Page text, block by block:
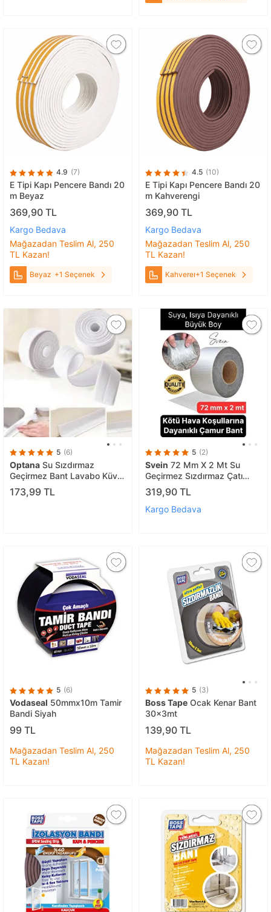
4.9 (7)
E Tipi Kapı Pencere Bandı 20
m Beyaz
369,90 TL
Kargo Bedava
Mağazadan Teslim Al, 250
TL Kazan!
Beyaz +1 Seçenek
4.5 (10)
E Tipi Kapı Pencere Bandı 20
m Kahverengi
369,90 TL
Kargo Bedava
Mağazadan Teslim Al, 250
TL Kazan!
Kahverengi+1 Seçenek
5 (6)
Optana Su Sızdırmaz
Geçirmez Bant Lavabo Küvet
Kenar Bandı Küvet Duş
173,99 TL
5 (2)
Svein 72 Mm X 2 Mt Su
Geçirmez Sızdırmaz Çatı
Boru Dayanıklı Çamur Sakız
Bant Alüminyum Tamir Bandı
319,90 TL
Kargo Bedava
5 (6)
Vodaseal 50mmx10m Tamir
Bandi Siyah
99 TL
Mağazadan Teslim Al, 250
TL Kazan!
5 (3)
Boss Tape Ocak Kenar Bant
30x3mt
139,90 TL
Mağazadan Teslim Al, 250
TL Kazan!